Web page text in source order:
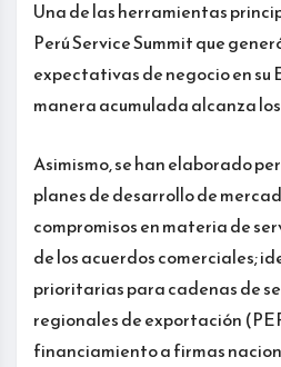
Una de las herramientas
Perú Service Summit que
expectativas de negocio en su
manera acumulada alcanza los
Asimismo, se han elaborado
planes de desarrollo de
compromisos en materia de
de los acuerdos comerciales;
prioritarias para cadenas de
regionales de exportación
financiamiento a firmas